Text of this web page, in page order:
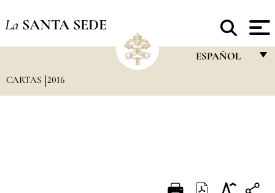
La SANTA SEDE
ESPAÑOL
CARTAS 2016